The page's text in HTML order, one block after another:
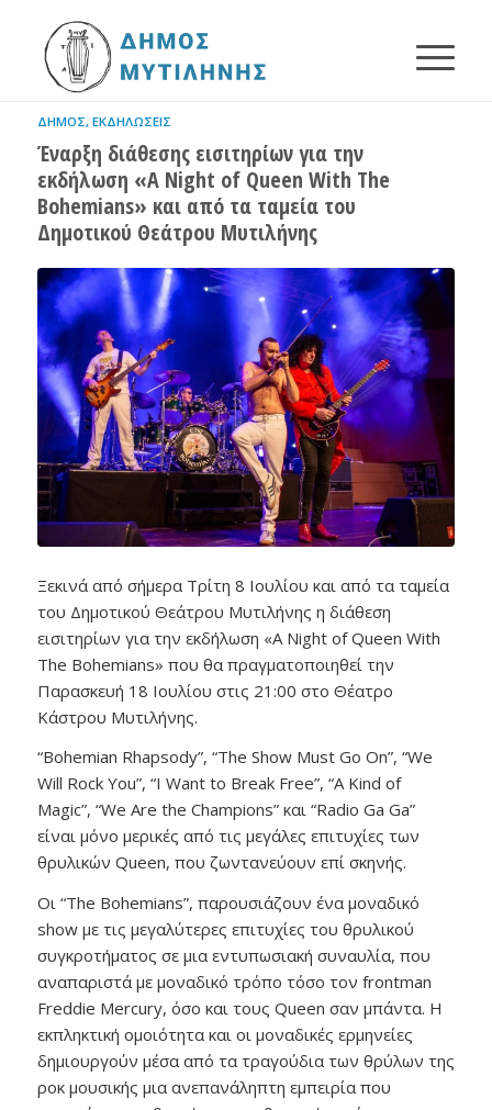
ΔΉΜΟΣ, ΕΚΔΗΛΏΣΕΙΣ
Έναρξη διάθεσης εισιτηρίων για την
εκδήλωση «A Night of Queen With The
Bohemians» και από τα ταμεία του
Δημοτικού Θεάτρου Μυτιλήνης
Ξεκινά από σήμερα Τρίτη 8 Ιουλίου και από τα ταμεία
του Δημοτικού Θεάτρου Μυτιλήνης η διάθεση
εισιτηρίων για την εκδήλωση «A Night of Queen With
The Bohemians» που θα πραγματοποιηθεί την
Παρασκευή 18 Ιουλίου στις 21:00 στο Θέατρο
Κάστρου Μυτιλήνης.
“Bohemian Rhapsody”, “The Show Must Go On”, “We
Will Rock You”, “I Want to Break Free”, “A Kind of
Magic”, “We Are the Champions” και “Radio Ga Ga”
είναι μόνο μερικές από τις μεγάλες επιτυχίες των
θρυλικών Queen, που ζωντανεύουν επί σκηνής.
Οι “The Bohemians”, παρουσιάζουν ένα μοναδικό
show με τις μεγαλύτερες επιτυχίες του θρυλικού
συγκροτήματος σε μια εντυπωσιακή συναυλία, που
αναπαριστά με μοναδικό τρόπο τόσο τον frontman
Freddie Mercury, όσο και τους Queen σαν μπάντα. Η
εκπληκτική ομοιότητα και οι μοναδικές ερμηνείες
δημιουργούν μέσα από τα τραγούδια των θρύλων της
ροκ μουσικής μια ανεπανάληπτη εμπειρία που